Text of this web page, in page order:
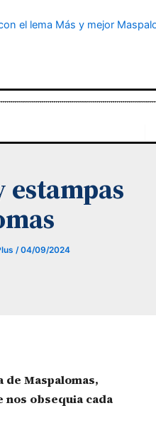
estampas
/04/09/2024
Maspalomas,
nos obsequia cada